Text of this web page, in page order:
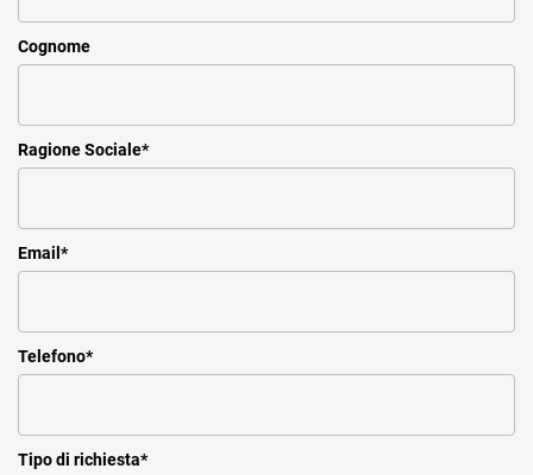
Cognome
Ragione Sociale*
Email *
Telefono*
Tipo di richiesta*